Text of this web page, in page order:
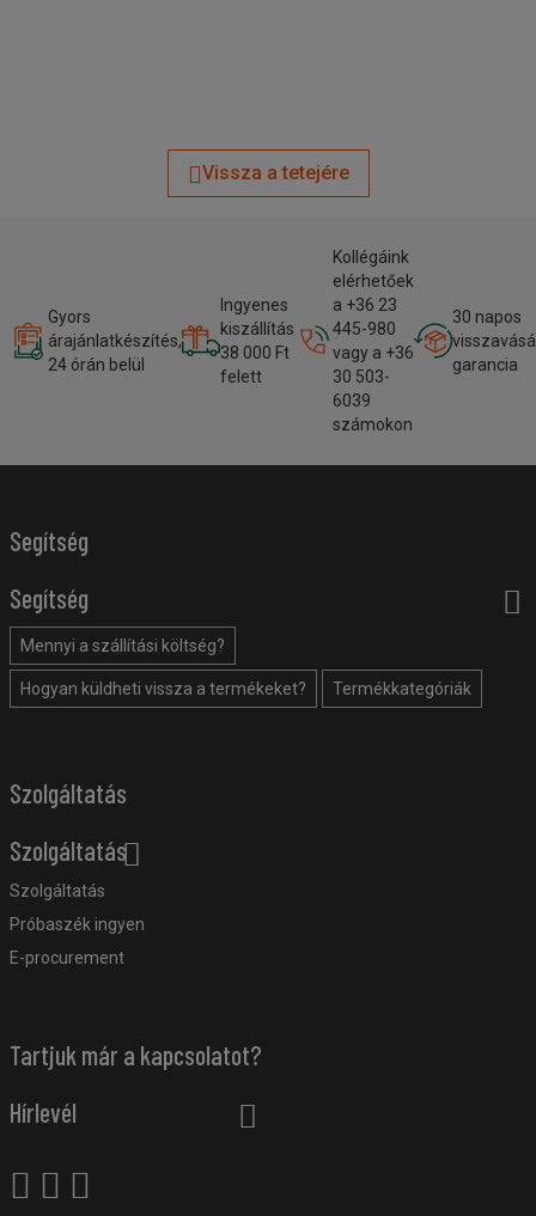
Vissza a tetejére
Gyors
árajánlatkészítés,
24 órán belül
Ingyenes
kiszállítás
38 000 Ft
felett
Kollégáink
elérhetőek
a +36 23
445-980
vagy a +36
30 503-
6039
számokon
30 napos
garancia
Segítség
Segítség
Mennyi a szállítási költség?
Hogyan küldheti vissza a termékeket? Termékkategóriák
Szolgáltatás
Szolgáltatás
Szolgáltatás
Próbaszék ingyen
E-procurement
Tartjuk már a kapcsolatot?
Hírlevél